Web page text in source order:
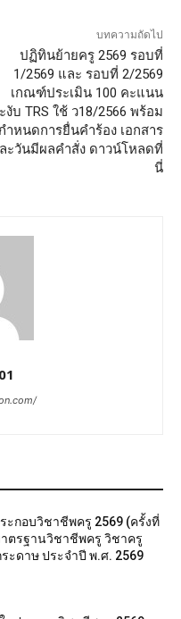
บทความถัดไป
ปฏิทินย้ายครู 2569 รอบที่
1/2569 และ รอบที่ 2/2569
เกณฑ์ประเมิน 100 คะแนน
งับ TRS ใช้ ว18/2566 พร้อม
กำหนดการยื่นคำร้อง เอกสาร
ะวันมีผลคำสั่ง ดาวน์โหลดที่
นี่
ะกอบวิชาชีพครู 2569 (ครั้งที่
ตรฐานวิชาชีพครู วิชาครู
ะดาษ ประจำปี พ.ศ. 2569